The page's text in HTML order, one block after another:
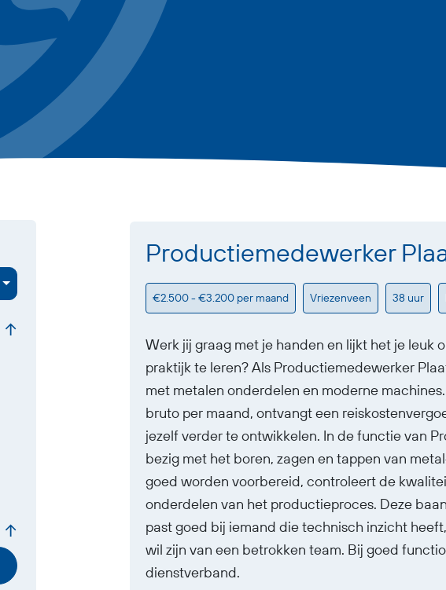
Productiemedewerker
€2.500 - €3.200 per maand Vriezenveen 38 uur
Werk jij graag met je handen en lijkt het je leuk
praktijk te leren? Als Productiemedewerker
met metalen onderdelen en moderne
bruto per maand, ontvangt een
jezelf verder te ontwikkelen. In de functie van
bezig met het boren, zagen en tappen van
goed worden voorbereid, controleert de
onderdelen van het productieproces. Deze
past goed bij iemand die technisch inzicht
wil zijn van een betrokken team. Bij goed
dienstverband.